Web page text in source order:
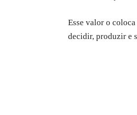
Esse valor o
decidir, produzir e